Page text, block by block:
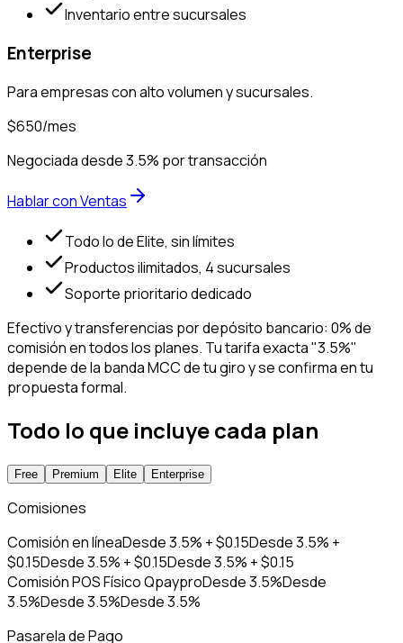
Inventario entre sucursales
Enterprise
Para empresas con alto volumen y sucursales.
$650/mes
Negociada desde 3.5% por transacción
Hablar con Ventas
Todo lo de Elite, sin límites
Productos ilimitados, 4 sucursales
Soporte prioritario dedicado
Efectivo y transferencias por depósito bancario: 0% de
comisión en todos los planes. Tu tarifa exacta "3.5%"
depende de la banda MCC de tu giro y se confirma en tu
propuesta formal.
Todo lo que incluye cada plan
Free Premium Elite Enterprise
Comisiones
Comisión en líneaDesde 3.5% + $0.15Desde 3.5% +
$0.15Desde 3.5% + $0.15Desde 3.5% + $0.15
Comisión POS Físico QpayproDesde 3.5%Desde
3.5%Desde 3.5%Desde 3.5%
Pasarela de Pago